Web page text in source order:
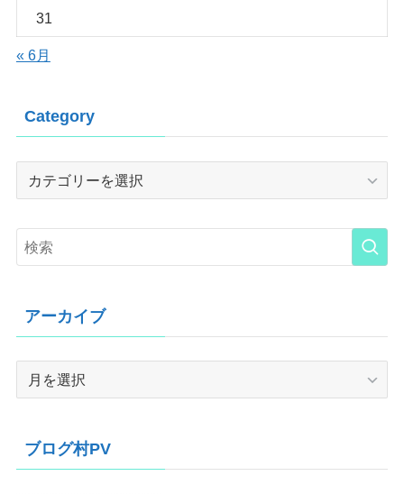
31
« 6月
Category
Category
アーカイブ
ブ
ブログ村PV